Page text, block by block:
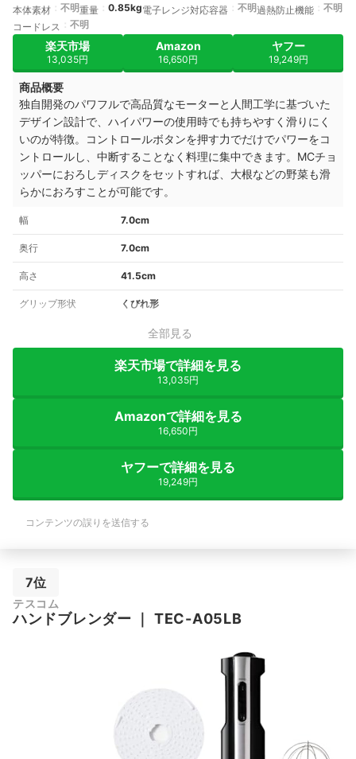
本体素材
不明重量 0.85kg電子レンジ対応容器 不明過熱防止機能
不明
コードレス
不明
楽天市場
13,035円
Amazon
16,650円
ヤフー
19,249円
商品概要
独自開発のパワフルで高品質なモーターと人間工学に基づいた
デザイン設計で、ハイパワーの使用時でも持ちやすく滑りにく
いのが特徴。コントロールボタンを押す力でだけでパワーをコ
ントロールし、中断することなく料理に集中できます。MCチョ
ッパーにおろしディスクをセットすれば、大根などの野菜も滑
らかにおろすことが可能です。
幅 7.0cm
奥行 7.0cm
高さ 41.5cm
グリップ形状 くびれ形
全部見る
楽天市場で詳細を見る
13,035円
Amazonで詳細を見る
16,650円
ヤフーで詳細を見る
19,249円
コンテンツの誤りを送信する
7位
テスコム
ハンドブレンダー TEC-A05LB